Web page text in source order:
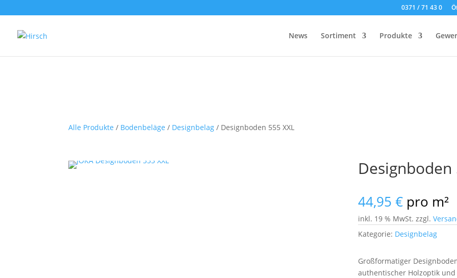
0371 / 71 43 0
News Sortiment Produkte
Alle Produkte / Bodenbeläge / Designbelag / Designboden 555 XXL
Designboden
44,95 € pro m²
inkl. 19 % MwSt. zzgl.
Kategorie: Designbelag
Großformatiger
authentischer Holzoptik